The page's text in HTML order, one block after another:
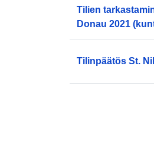
Tilien
Donau 2021
Tilinpäätös St.